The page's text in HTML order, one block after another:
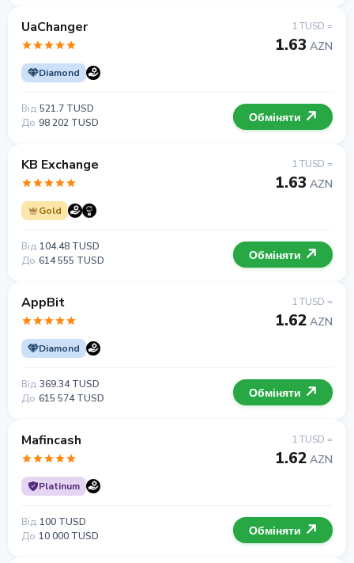
UaChanger
Diamond
1 TUSD =
1.63 AZN
Від 521.7 TUSD
До 98 202 TUSD Обміняти
KB Exchange
Gold
1 TUSD =
1.63 AZN
Від 104.48 TUSD
До 614 555 TUSD Обміняти
AppBit
Diamond
1 TUSD =
1.62 AZN
Від 369.34 TUSD
До 615 574 TUSD Обміняти
Mafincash
Platinum
1 TUSD =
1.62 AZN
Від 100 TUSD
До 10 000 TUSD Обміняти